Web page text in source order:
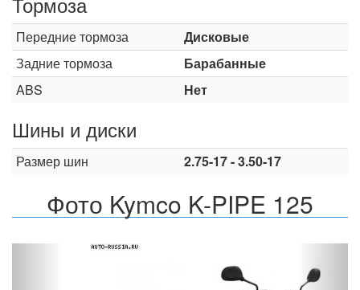
Передние тормоза
Дисковые
Задние тормоза
Барабанные
ABS
Нет
Шины и диски
Размер шин 2.75-17 - 3.50-17
Фото Kymco K-PIPE 125